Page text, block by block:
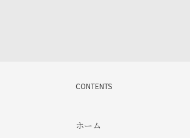
CONTENTS
ホーム